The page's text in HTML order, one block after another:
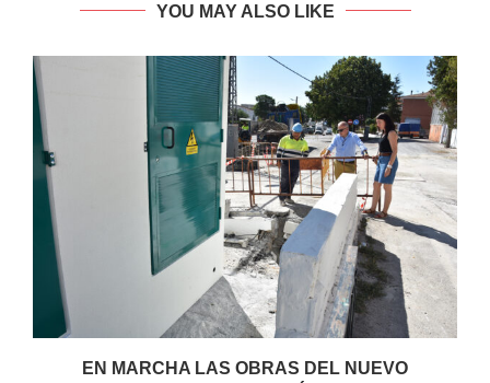
YOU MAY ALSO LIKE
EN MARCHA LAS OBRAS DEL NUEVO